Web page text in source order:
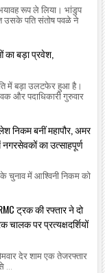
रूप ले लिया। भांडुप
उसके पति संतोष पवळे ने
का बड़ा प्रवेश,
में बड़ा उलटफेर हुआ है।
और पदाधिकारी गुरुवार
निकम बनीं महापौर, अमर
नगरसेवकों का उत्साहपूर्ण
के चुनाव में आश्विनी निकम को
ट्रक की रफ्तार ने दो
चालक पर प्रत्यक्षदर्शियों
देर शाम एक तेजरफ्तार
...